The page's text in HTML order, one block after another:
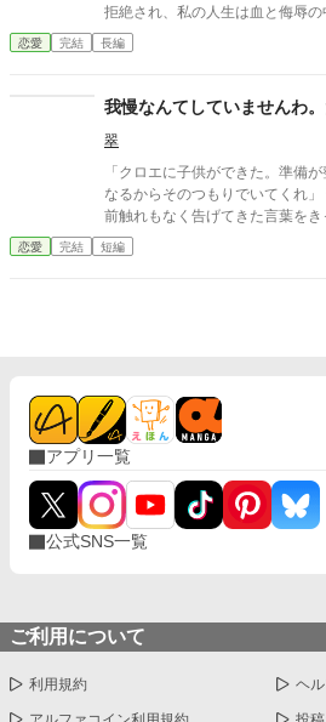
拒絶され、私の人生は血と侮辱
思えた。しかし、死が私を迎え
―私は同じ回廊で、祭壇の前で目
得た私は、ただ一つの使命を持
ものを取り戻し、私を破滅させ
もはや、何も以前のままではない
恋愛 完結 長編
我慢なんてしていませんわ
翠
「クロエに子供ができた。準備
なるからそのつもりでいてくれ」 普段ほとんど屋敷にいない夫が
前触れもなく告げてきた言葉を
間”の契約を終わらせることにした。 赤の他人を屋敷に迎え
とはしない。 不要なものに感情を砕く
恋愛 完結 短編
アプリ一覧
公式SNS一覧
ご利用について
利用規約 ヘ